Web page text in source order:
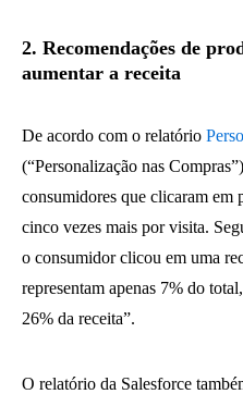
2. Recomendações de
aumentar a receita
De acordo com o relatório
(“Personalização nas
consumidores que clicaram em
cinco vezes mais por visita.
o consumidor clicou em uma
representam apenas 7% do
26% da receita”.
O relatório da Salesforce